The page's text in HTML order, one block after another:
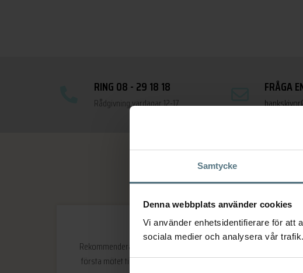
Samtycke
Denna webbplats använder cookies
Vi använder enhetsidentifierare för att
sociala medier och analysera vår trafik.
RING 08 - 29 18 18
Rådgivning vardagar 12-17
FRÅGA
Rekommenderas! Fint och kunnigt bemötande från
första mötet till installation. Tveka inte att besöka